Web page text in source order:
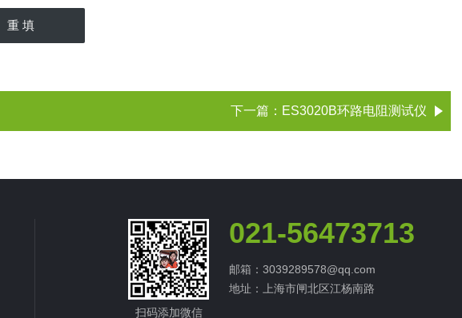
下一篇： ES3020B环路电阻测试仪
扫码添加微信
021-56473713
邮箱：3039289578@qq.com
地址：上海市闸北区江杨南路